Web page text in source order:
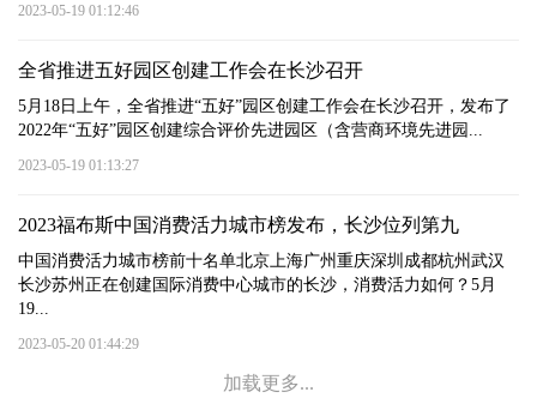
2023-05-19 01:12:46
全省推进五好园区创建工作会在长沙召开
5月18日上午，全省推进“五好”园区创建工作会在长沙召开，发布了
2022年“五好”园区创建综合评价先进园区（含营商环境先进园...
2023-05-19 01:13:27
2023福布斯中国消费活力城市榜发布，长沙位列第九
中国消费活力城市榜前十名单北京上海广州重庆深圳成都杭州武汉
长沙苏州正在创建国际消费中心城市的长沙，消费活力如何？5月
19...
2023-05-20 01:44:29
加载更多...